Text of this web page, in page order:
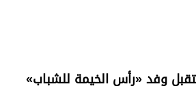
وفد «رأس الخيمة للشباب»